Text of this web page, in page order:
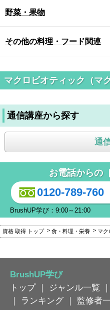
野菜・果物
その他の料理・フード関連
マクロビオティック（マ
通信講座から探す
通
お電話からの
0120-789-760
BrushUP学び：9:00～21:00
資格 取得 トップ 食・料理・栄養 マク
BrushUP学び
トップ｜ ジャンル一覧 ｜
｜
ランキング ｜ 監修者